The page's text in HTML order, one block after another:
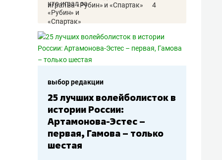
играл за «Рубин» и «Спартак»
4
выбор редакции
25 лучших волейболисток в
истории России:
Артамонова-Эстес –
первая, Гамова – только
Бюджеты
Юлаев» –